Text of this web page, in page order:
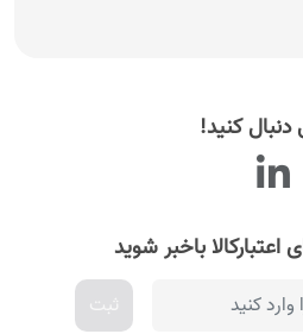
کنید!
باخبر شوید
ثبت